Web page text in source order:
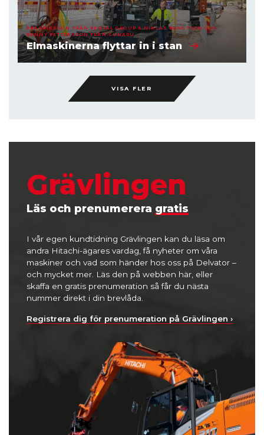
PER ERIKSSON FRÅN RENTAL GROUP & NIKLAS BENGTSON OCH
BENNY PETTERSSON FRÅN SUNARU.
Elmaskinerna flyttar in i stan
VISA FLER
Grävlingen
Läs och prenumerera gratis
I vår egen kundtidning Grävlingen kan du läsa om
andra Hitachi-ägares vardag, få nyheter om våra
maskiner och vad som händer hos oss på Delvator –
och mycket mer. Läs den på webben här, eller
skaffa en gratis prenumeration så får du nästa
nummer direkt i din brevlåda.
Registrera dig för prenumeration på Grävlingen ›